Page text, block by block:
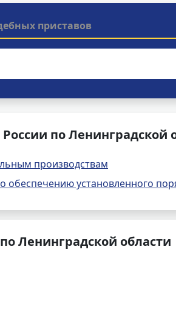
приставов
по Ленинградской
производствам
установленного
Ленинградской области